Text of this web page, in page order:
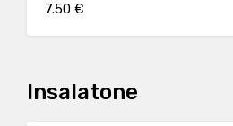
7.50 €
Insalatone